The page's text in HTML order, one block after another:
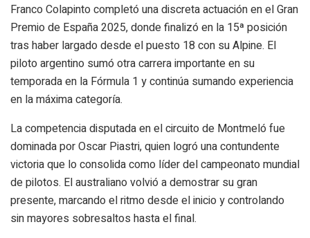
Franco Colapinto completó una discreta actuación en el Gran
Premio de España 2025, donde finalizó en la 15ª posición
tras haber largado desde el puesto 18 con su Alpine. El
piloto argentino sumó otra carrera importante en su
temporada en la Fórmula 1 y continúa sumando experiencia
en la máxima categoría.
La competencia disputada en el circuito de Montmeló fue
dominada por Oscar Piastri, quien logró una contundente
victoria que lo consolida como líder del campeonato mundial
de pilotos. El australiano volvió a demostrar su gran
presente, marcando el ritmo desde el inicio y controlando
sin mayores sobresaltos hasta el final.